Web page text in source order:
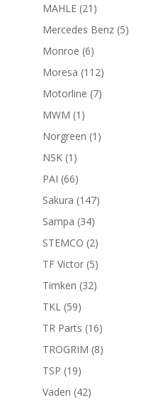
MAHLE 21 21
productos
Mercedes Benz 55
Monroe 66
productos
Moresa 112112
productos
Motorline 77
MWM 1 1
producto
Norgreen 1 1
NSK 1 1
producto
PAI 6666
productos
Sakura 147147
Sampa 3434
productos
STEMCO 22
productos
TF Victor 55
productos
Timken 3232
TKL 5959
productos
TR Parts 1616
productos
TROGRIM 88
TSP 1919
productos
Vaden 4242